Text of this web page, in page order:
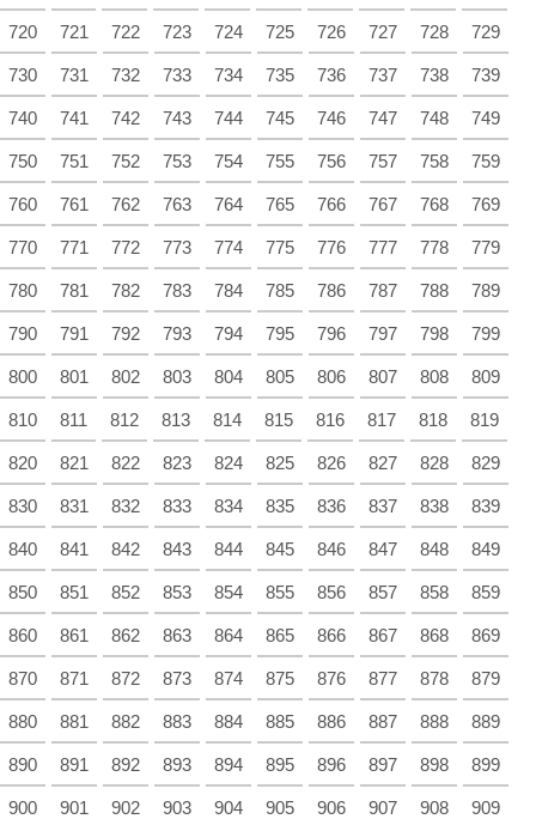
720 721 722 723 724 725 726 727 728 729
730 731 732 733 734 735 736 737 738 739
740 741 742 743 744 745 746 747 748 749
750 751 752 753 754 755 756 757 758 759
760 761 762 763 764 765 766 767 768 769
770 771 772 773 774 775 776 777 778 779
780 781 782 783 784 785 786 787 788 789
790 791 792 793 794 795 796 797 798 799
800 801 802 803 804 805 806 807 808 809
810 811 812 813 814 815 816 817 818 819
820 821 822 823 824 825 826 827 828 829
830 831 832 833 834 835 836 837 838 839
840 841 842 843 844 845 846 847 848 849
850 851 852 853 854 855 856 857 858 859
860 861 862 863 864 865 866 867 868 869
870 871 872 873 874 875 876 877 878 879
880 881 882 883 884 885 886 887 888 889
890 891 892 893 894 895 896 897 898 899
900 901 902 903 904 905 906 907 908 909